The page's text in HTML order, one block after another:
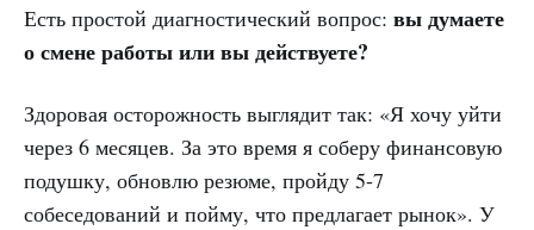
Есть простой диагностический вопрос: вы думаете
о смене работы или вы действуете?
Здоровая осторожность выглядит так: «Я хочу уйти
через 6 месяцев. За это время я соберу финансовую
подушку, обновлю резюме, пройду 5-7
собеседований и пойму, что предлагает рынок». У